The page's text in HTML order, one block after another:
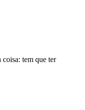
coisa: tem que ter